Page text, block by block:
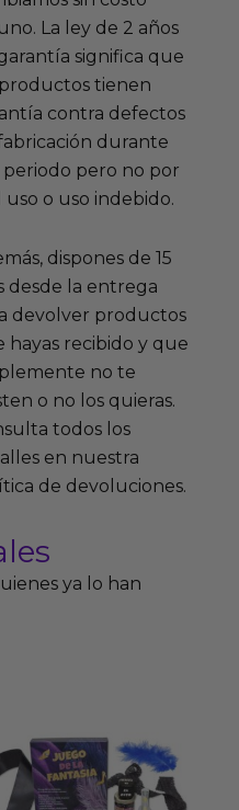
La ley de 2 años
significa que
productos tienen
contra defectos
durante
periodo pero no por
uso o uso indebido.
dispones de 15
desde la entrega
devolver productos
hayas recibido y que
no te
o no los quieras.
todos los
en nuestra
de devoluciones.
ya lo han